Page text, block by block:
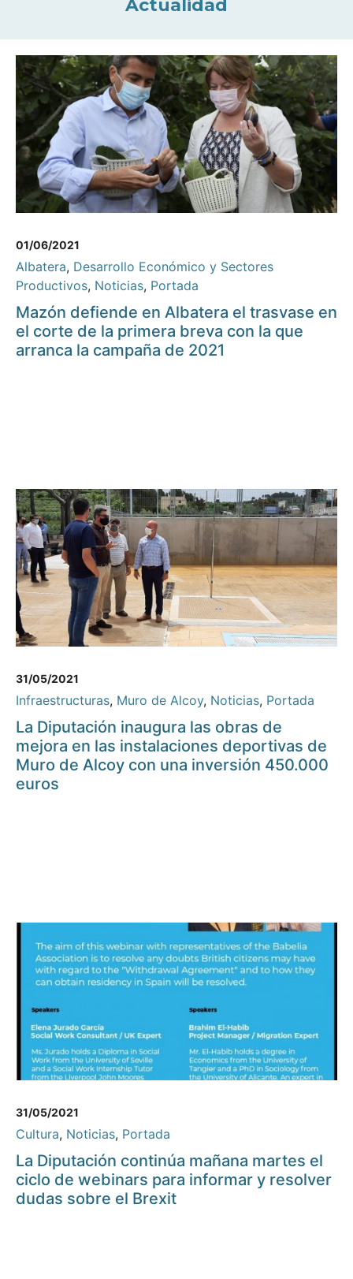
Actualidad
01/06/2021
Albatera, Desarrollo Económico y Sectores
Productivos, Noticias, Portada
Mazón defiende en Albatera el trasvase en
el corte de la primera breva con la que
arranca la campaña de 2021
31/05/2021
Infraestructuras, Muro de Alcoy, Noticias, Portada
La Diputación inaugura las obras de
mejora en las instalaciones deportivas de
Muro de Alcoy con una inversión 450.000
euros
31/05/2021
Cultura, Noticias, Portada
La Diputación continúa mañana martes el
ciclo de webinars para informar y resolver
dudas sobre el Brexit